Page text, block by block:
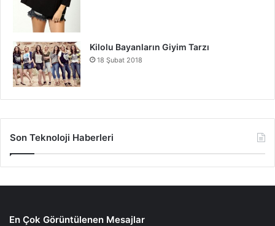
Kilolu Bayanların Giyim Tarzı
18 Şubat 2018
Son Teknoloji Haberleri
En Çok Görüntülenen Mesajlar